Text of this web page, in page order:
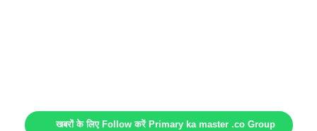
खबरों के लिए Follow करें Primary ka master .co Group